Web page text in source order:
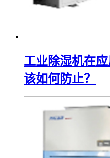
工业除湿机在应
该如何防止？